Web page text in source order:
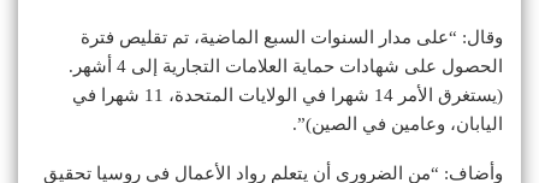
وقال: “على مدار السنوات السبع الماضية، تم تقليص فترة
الحصول على شهادات حماية العلامات التجارية إلى 4 أشهر.
(يستغرق الأمر 14 شهرا في الولايات المتحدة، 11 شهرا في
اليابان، وعامين في الصين)”.
وأضاف: “من الضروري أن يتعلم رواد الأعمال في روسيا تحقيق